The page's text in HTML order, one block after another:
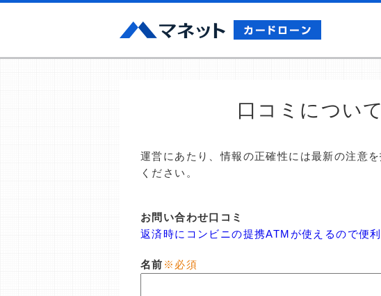
口コミについ
運営にあたり、情報の正確性には最新の注意
ください。
お問い合わせ口コミ
返済時にコンビニの提携ATMが使えるので便利
名前 ※必須